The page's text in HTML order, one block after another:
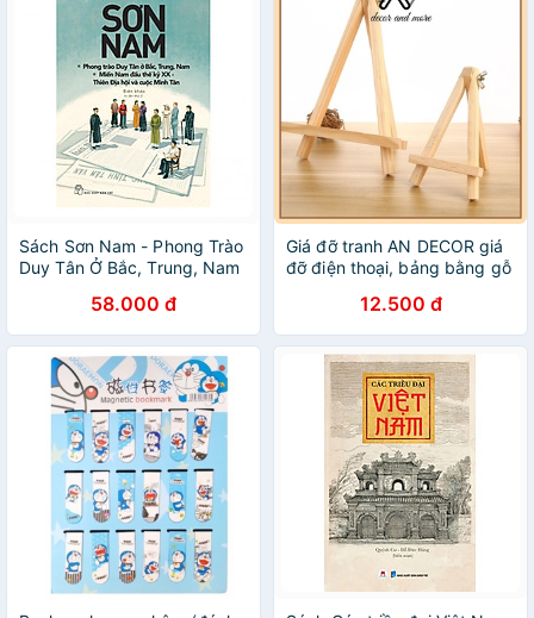
Sách Sơn Nam - Phong Trào
Duy Tân Ở Bắc, Trung, Nam
Thiên Địa Hội Và Cuộc Minh
Tân
58.000 đ
Giá đỡ tranh AN DECOR giá
đỡ điện thoại, bảng bằng gỗ
12.500 đ